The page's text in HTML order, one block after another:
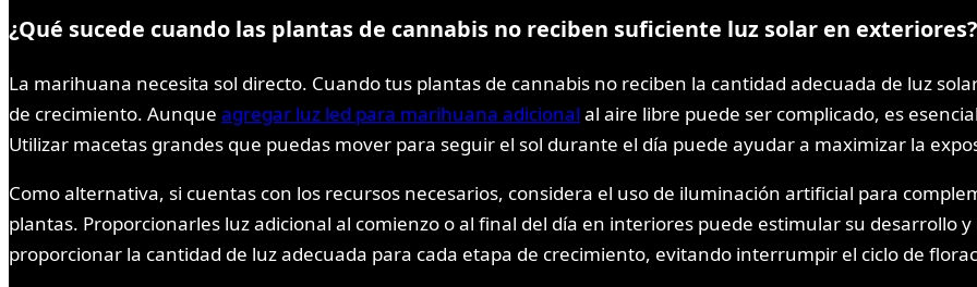
¿Qué sucede cuando las plantas de cannabis no reciben suficiente luz solar en exteriores?
La marihuana necesita sol directo. Cuando tus plantas de cannabis no reciben la cantidad adecuada de luz
de crecimiento. Aunque agregar luz led para marihuana adicional al aire libre puede ser complicado, es
Utilizar macetas grandes que puedas mover para seguir el sol durante el día puede ayudar a maximizar la
Como alternativa, si cuentas con los recursos necesarios, considera el uso de iluminación artificial para
plantas. Proporcionarles luz adicional al comienzo o al final del día en interiores puede estimular su desarrollo
proporcionar la cantidad de luz adecuada para cada etapa de crecimiento, evitando interrumpir el ciclo de